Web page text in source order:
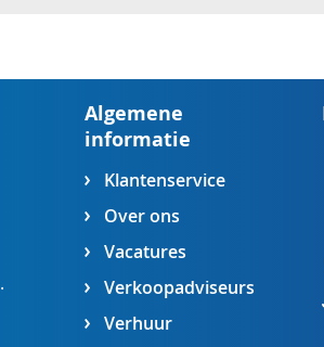
.
Algemene
informatie
Klantenservice
Over ons
Vacatures
Verkoopadviseurs
Verhuur